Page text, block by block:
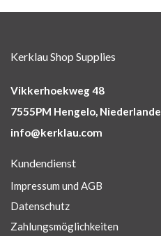
Kerklau Shop Supplies
Vikkerhoekweg 48
7555PM Hengelo, Niederlande
info@kerklau.com
Kundendienst
Impressum und AGB
Datenschutz
Zahlungsmöglichkeiten